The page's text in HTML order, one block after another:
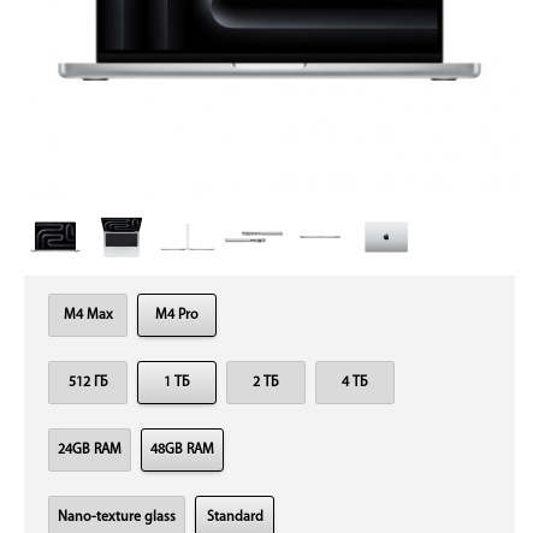
M4 Max M4 Pro
512 ГБ 1 ТБ 2 ТБ 4 ТБ
24GB RAM 48GB RAM
Nano-texture glass Standard